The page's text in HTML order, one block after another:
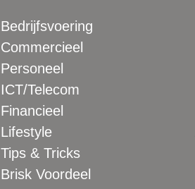
Bedrijfsvoering
Commercieel
Personeel
ICT/Telecom
Financieel
Lifestyle
Tips & Tricks
Brisk Voordeel